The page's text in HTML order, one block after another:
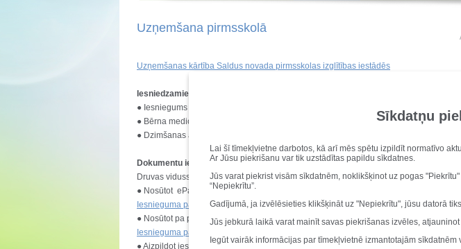
Sīkdatņu
Lai šī tīmekļvietne darbotos, kā arī mēs spētu izpildīt normatīvo
Ar Jūsu piekrišanu var tik uzstādītas papildu sīkdatnes.
Jūs varat piekrist visām sīkdatnēm, noklikšķinot uz pogas
“Nepiekrītu”.
Gadījumā, ja izvēlēsieties klikšķināt uz "Nepiekrītu", jūsu datorā
Jūs jebkurā laikā varat mainīt savas piekrišanas izvēles,
Iegūt vairāk informācijas par tīmekļvietnē izmantotajām sīkdatnēm
Uzņemšana pirmsskolā
Uzņemšanas kārtība Saldus novada pirmsskolas izglītības iestādēs
Iesniedzamie dokumenti bērna uzņemšanai izglītības iestādē:
● Iesniegums
● Bērna medicīniskā karte, veidlapa Nr.026/4 (izsniedz ģimenes ārsts)
● Dzimšanas apliecības kopija
Dokumentu iesniegšanas kārtība:
Druvas vidusskolas pirmsskolas izglītības grupās iesniegums par bērna uzņemšana
● Nosūtot eParakstītu iesniegumu uz iestādes e-pastu
Iesnieguma paraugs iesniegšanai elektroniski
● Nosūtot pa pastu uz adresi:Dārza iela 1, Saldus pagasts, Saldus novads, LV-3862
Iesnieguma paraugs iesniegšanai papīra formātā
●Aizpildot iesniegumu uz vietas iestādē